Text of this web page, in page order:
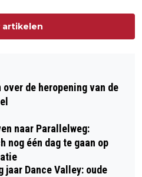
artikelen
de heropening van de
naar Parallelweg:
nog één dag te gaan op
jaar Dance Valley: oude